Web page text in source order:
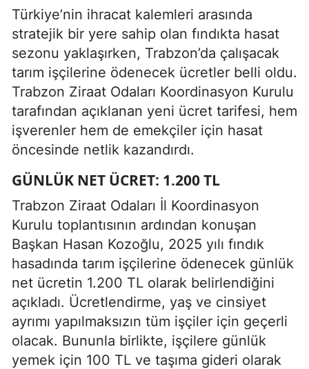
Türkiye’nin ihracat kalemleri arasında
stratejik bir yere sahip olan fındıkta hasat
sezonu yaklaşırken, Trabzon’da çalışacak
tarım işçilerine ödenecek ücretler belli oldu.
Trabzon Ziraat Odaları Koordinasyon Kurulu
tarafından açıklanan yeni ücret tarifesi, hem
işverenler hem de emekçiler için hasat
öncesinde netlik kazandırdı.
GÜNLÜK NET ÜCRET: 1.200 TL
Trabzon Ziraat Odaları İl Koordinasyon
Kurulu toplantısının ardından konuşan
Başkan Hasan Kozoğlu, 2025 yılı fındık
hasadında tarım işçilerine ödenecek günlük
net ücretin 1.200 TL olarak belirlendiğini
açıkladı. Ücretlendirme, yaş ve cinsiyet
ayrımı yapılmaksızın tüm işçiler için geçerli
olacak. Bununla birlikte, işçilere günlük
yemek için 100 TL ve taşıma gideri olarak